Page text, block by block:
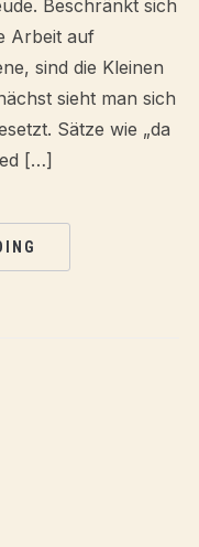
Beschränkt sich
Arbeit auf
sind die Kleinen
sieht man sich
Sätze wie „da
[…]